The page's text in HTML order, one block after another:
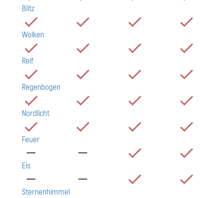
Blitz
Wolken
Reif
Regenbogen
Nordlicht
Feuer
Eis
Sternenhimmel